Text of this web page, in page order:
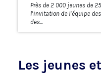
Près de 2 000 jeunes de
l’invitation de l’équipe
des...
Les jeunes